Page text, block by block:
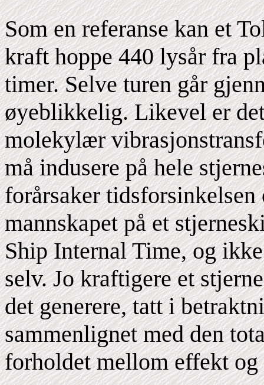
Som en referanse kan et
kraft hoppe 440 lysår fra
timer. Selve turen går
øyeblikkelig. Likevel er
molekylær
må indusere på hele
forårsaker
mannskapet på et
Ship Internal Time, og
selv. Jo kraftigere et
det generere, tatt i
sammenlignet med den
forholdet mellom effekt og